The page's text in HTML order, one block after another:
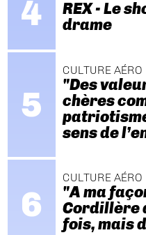
REX - Le
drame
CULTURE AÉRO
"Des
chères
sens de
CULTURE AÉRO
"A ma
Cordillère
fois, mais